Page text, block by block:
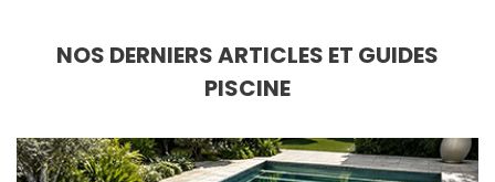
NOS DERNIERS ARTICLES ET GUIDES
PISCINE